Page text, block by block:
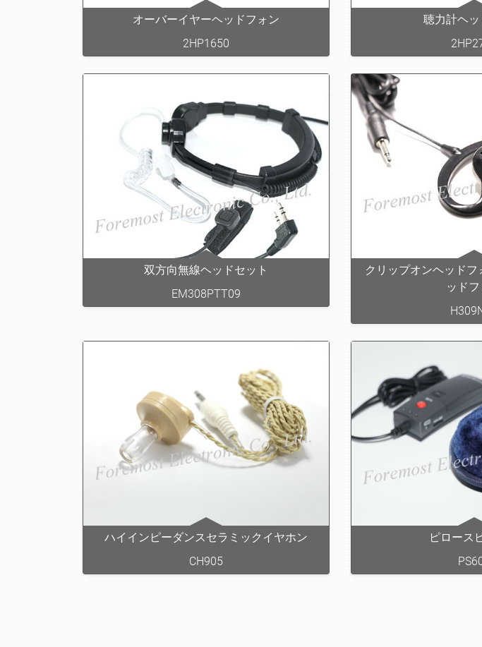
オーバーイヤーヘッドフォン
2HP1650
聴力計ヘ
双方向無線ヘッドセット
EM308PTT09
クリップオンヘッド
ッド
ハイインピーダンスセラミックイヤホン
CH905
ピロース